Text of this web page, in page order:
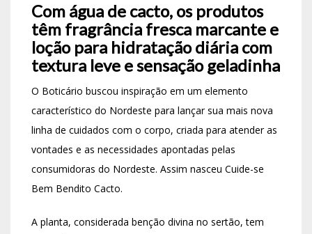
Com água de cacto, os produtos
têm fragrância fresca marcante e
loção para hidratação diária com
textura leve e sensação geladinha
O Boticário buscou inspiração em um elemento
característico do Nordeste para lançar sua mais nova
linha de cuidados com o corpo, criada para atender as
vontades e as necessidades apontadas pelas
consumidoras do Nordeste. Assim nasceu Cuide-se
Bem Bendito Cacto.
A planta, considerada benção divina no sertão, tem